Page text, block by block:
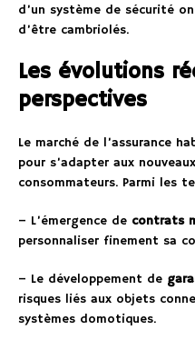
d’un système de sécurité
d’être cambriolés.
Les évolutions
perspectives
Le marché de l’assurance
pour s’adapter aux
consommateurs. Parmi les
– L’émergence de contrats
personnaliser finement sa
– Le développement de
risques liés aux objets
systèmes domotiques.